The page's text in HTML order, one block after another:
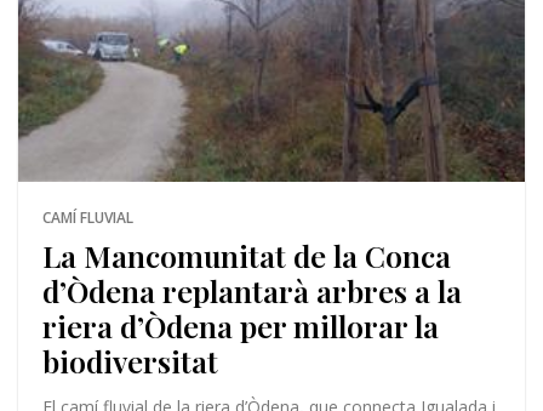
CAMÍ FLUVIAL
La Mancomunitat de la Conca
d’Òdena replantarà arbres a la
riera d’Òdena per millorar la
biodiversitat